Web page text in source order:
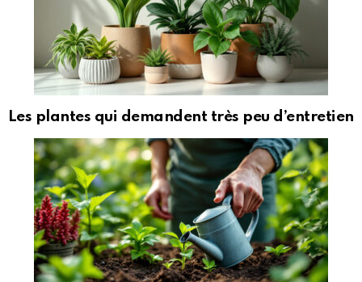
Les plantes qui demandent très peu d’entretien